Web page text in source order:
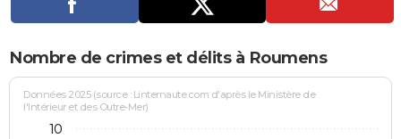
FORUM
Bricolage
Lifestyle
Culture
Sport
Auto
Television
Voyage
Cinema
Nombre de crimes et délits à Roumens
Données 2025 (source : Linternaute.com d'après le Ministère de
l'Intérieur et des Outre-Mer)
10